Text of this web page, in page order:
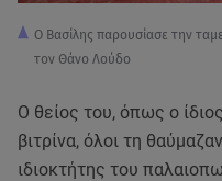
Ο Βασίλης παρουσίασε την
τον Θάνο Λούδο
Ο θείος του, όπως ο
βιτρίνα, όλοι τη
ιδιοκτήτης του